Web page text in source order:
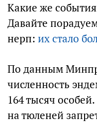
Какие же
Давайте
нерп: их стало
По данным
численность
164 тысяч
на тюленей